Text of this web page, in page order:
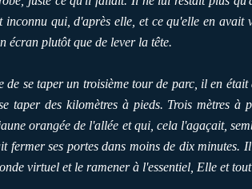
inconnu qui, d'après elle, et ce qu'elle en
écran plutôt que de lever la tête.
de se taper un troisième tour de parc, il en
taper des kilomètres à pieds. Trois mètres à
orangée de l'allée et qui, cela l'agaçait,
fermer ses portes dans moins de dix minutes.
virtuel et le ramener à l'essentiel, Elle et